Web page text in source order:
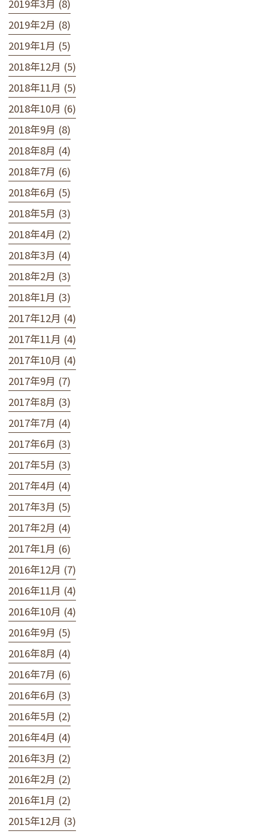
2019年3月 (8)
2019年2月 (8)
2019年1月 (5)
2018年12月 (5)
2018年11月 (5)
2018年10月 (6)
2018年9月 (8)
2018年8月 (4)
2018年7月 (6)
2018年6月 (5)
2018年5月 (3)
2018年4月 (2)
2018年3月 (4)
2018年2月 (3)
2018年1月 (3)
2017年12月 (4)
2017年11月 (4)
2017年10月 (4)
2017年9月 (7)
2017年8月 (3)
2017年7月 (4)
2017年6月 (3)
2017年5月 (3)
2017年4月 (4)
2017年3月 (5)
2017年2月 (4)
2017年1月 (6)
2016年12月 (7)
2016年11月 (4)
2016年10月 (4)
2016年9月 (5)
2016年8月 (4)
2016年7月 (6)
2016年6月 (3)
2016年5月 (2)
2016年4月 (4)
2016年3月 (2)
2016年2月 (2)
2016年1月 (2)
2015年12月 (3)